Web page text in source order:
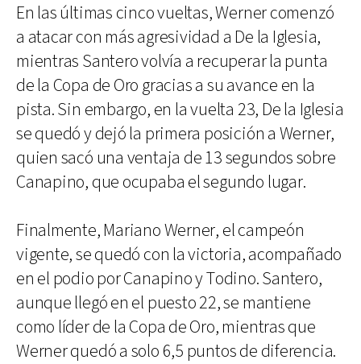
En las últimas cinco vueltas, Werner comenzó
a atacar con más agresividad a De la Iglesia,
mientras Santero volvía a recuperar la punta
de la Copa de Oro gracias a su avance en la
pista. Sin embargo, en la vuelta 23, De la Iglesia
se quedó y dejó la primera posición a Werner,
quien sacó una ventaja de 13 segundos sobre
Canapino, que ocupaba el segundo lugar.
Finalmente, Mariano Werner, el campeón
vigente, se quedó con la victoria, acompañado
en el podio por Canapino y Todino. Santero,
aunque llegó en el puesto 22, se mantiene
como líder de la Copa de Oro, mientras que
Werner quedó a solo 6,5 puntos de diferencia.